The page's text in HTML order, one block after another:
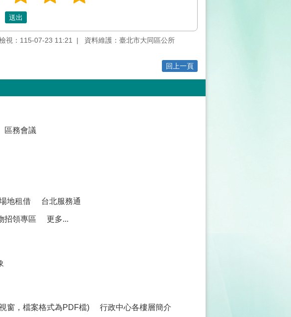
視：115-07-23 11:21 資料維護：臺北市大同區公所
回上一頁
區務會議
地租借 台北服務通
招領專區 更多...
窗，檔案格式為PDF檔) 行政中心各樓層簡介